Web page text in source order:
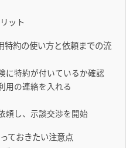
ット
特約の使い方と依頼までの流
に特約が付いているか確認
用の連絡を入れる
頼し、示談交渉を開始
ておきたい注意点